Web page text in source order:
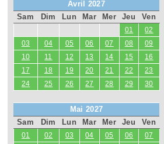
Avril 2027
Sam
Dim Lun Mar Mer Jeu Ven
01
02
03
04 05 06 07 08
09
10
11 12 13 14 15
16
17
18 19 20 21 22
23
24
25 26 27 28 29 30
Mai 2027
Sam
Dim Lun Mar Mer Jeu Ven
01 02 03 04 05 06
07